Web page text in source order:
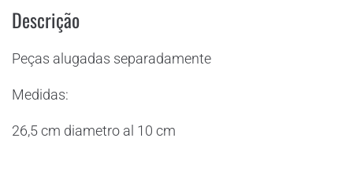
Descrição
Peças alugadas separadamente
Medidas:
26,5 cm diametro al 10 cm